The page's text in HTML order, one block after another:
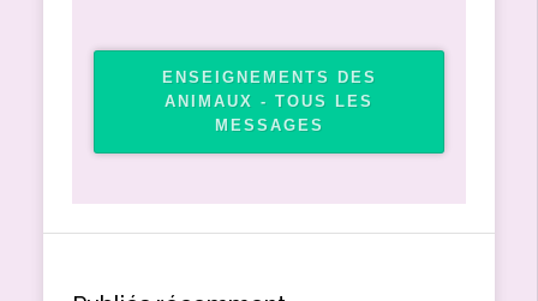
ENSEIGNEMENTS DES
ANIMAUX - TOUS LES
MESSAGES